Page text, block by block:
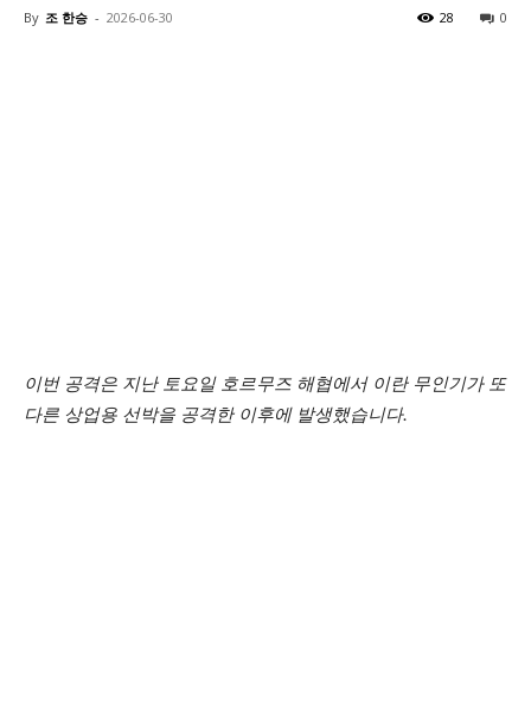
By 조 한승 - 2026-06-30 0
28
이번 공격은 지난 토요일 호르무즈 해협에서 이란 무인기가 또
다른 상업용 선박을 공격한 이후에 발생했습니다.